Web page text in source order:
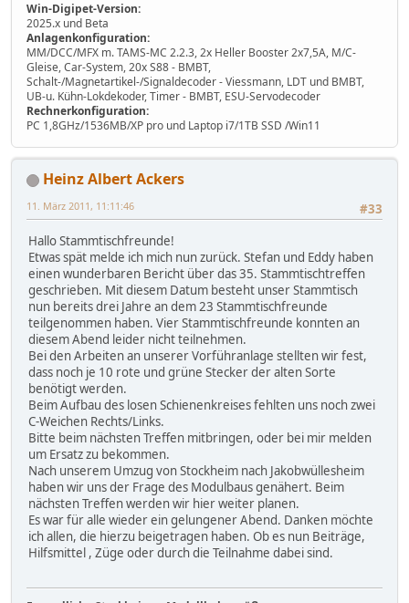
Win-Digipet-Version:
2025.x und Beta
Anlagenkonfiguration:
MM/DCC/MFX m. TAMS-MC 2.2.3, 2x Heller Booster 2x7,5A, M/C-
Gleise, Car-System, 20x S88 - BMBT,
Schalt-/Magnetartikel-/Signaldecoder - Viessmann, LDT und BMBT,
UB-u. Kühn-Lokdekoder, Timer - BMBT, ESU-Servodecoder
Rechnerkonfiguration:
PC 1,8GHz/1536MB/XP pro und Laptop i7/1TB SSD /Win11
Heinz Albert Ackers
#33
11. März 2011, 11:11:46
Hallo Stammtischfreunde!
Etwas spät melde ich mich nun zurück. Stefan und Eddy haben
einen wunderbaren Bericht über das 35. Stammtischtreffen
geschrieben. Mit diesem Datum besteht unser Stammtisch
nun bereits drei Jahre an dem 23 Stammtischfreunde
teilgenommen haben. Vier Stammtischfreunde konnten an
diesem Abend leider nicht teilnehmen.
Bei den Arbeiten an unserer Vorführanlage stellten wir fest,
dass noch je 10 rote und grüne Stecker der alten Sorte
benötigt werden.
Beim Aufbau des losen Schienenkreises fehlten uns noch zwei
C-Weichen Rechts/Links.
Bitte beim nächsten Treffen mitbringen, oder bei mir melden
um Ersatz zu bekommen.
Nach unserem Umzug von Stockheim nach Jakobwüllesheim
haben wir uns der Frage des Modulbaus genähert. Beim
nächsten Treffen werden wir hier weiter planen.
Es war für alle wieder ein gelungener Abend. Danken möchte
ich allen, die hierzu beigetragen haben. Ob es nun Beiträge,
Hilfsmittel , Züge oder durch die Teilnahme dabei sind.